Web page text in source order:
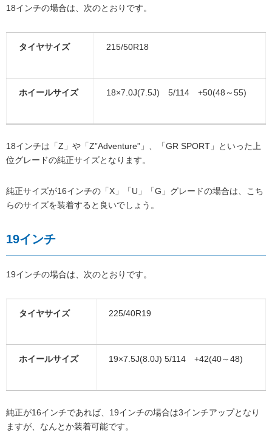
18インチの場合は、次のとおりです。
タイヤサイズ 215/50R18
ホイールサイズ 18×7.0J(7.5J) 5/114 +50(48～55)
18インチは「Z」や「Z”Adventure”」、「GR SPORT」といった上
位グレードの純正サイズとなります。
純正サイズが16インチの「X」「U」「G」グレードの場合は、こち
らのサイズを装着すると良いでしょう。
19インチ
19インチの場合は、次のとおりです。
タイヤサイズ 225/40R19
ホイールサイズ 19×7.5J(8.0J) 5/114 +42(40～48)
純正が16インチであれば、19インチの場合は3インチアップとなり
ますが、なんとか装着可能です。